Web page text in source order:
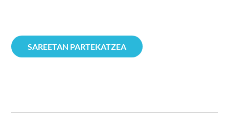
SAREETAN PARTEKATZEA